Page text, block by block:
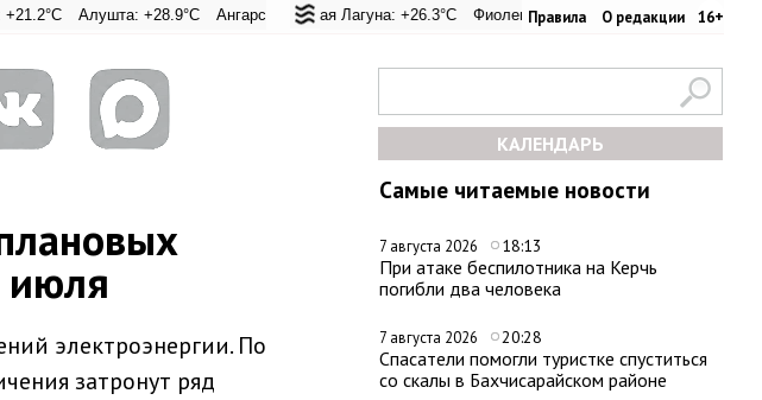
Правила О редакции 16+
Адмиральская Лагуна: +26.3°C Фиолент: +26.6°C Казачья бухта: +26.6°C
Алушта: +28.9°C Ангарский перевал: +25.8°C Евпатория: +31.8°C Керчь: +30.3°C Никитский
КАЛЕНДАРЬ
Самые читаемые новости
7 августа 2026 18:13
При атаке беспилотника на Керчь
погибли два человека
7 августа 2026 20:28
Спасатели помогли туристке спуститься
со скалы в Бахчисарайском районе
июля
электроэнергии. По
затронут ряд